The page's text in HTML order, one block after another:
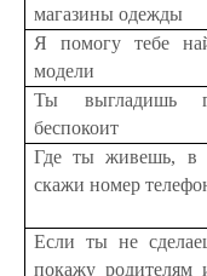
магазины одежды
Я помогу тебе
модели
Ты выгладишь
беспокоит
Где ты живешь, в
скажи номер
Если ты не
покажу родителям